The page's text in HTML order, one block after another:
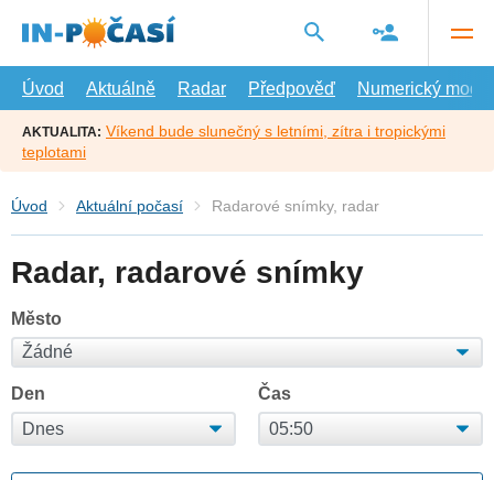
hlavní
Úvod
Aktuálně Radar Předpověď Numerický model
AKTUALITA: Víkend bude slunečný s letními, zítra i tropickými
teplotami
Úvod Aktuální počasí Radarové snímky, radar
Radar, radarové snímky
Město
Den Čas